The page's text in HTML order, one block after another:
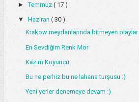
►Temmuz ( 17 )
▼ Haziran ( 30 )
Krakow meydanlarında bitmeyen olaylar
En Sevdiğim Renk Mor
Kazım Koyuncu
Bu ne perhiz bu ne lahana turşusu :)
Yeni yerler denemeye devam :)